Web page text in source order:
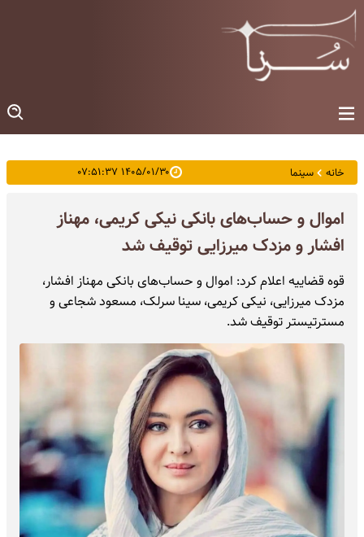
خانه سینما ۱۴۰۵/۰۱/۳۰ ۰۷:۵۱:۳۷
اموال و حساب‌های بانکی نیکی کریمی، مهناز
افشار و مزدک میرزایی توقیف شد
قوه قضاییه اعلام کرد: اموال و حساب‌های بانکی مهناز افشار،
مزدک میرزایی، نیکی کریمی، سینا سرلک، مسعود شجاعی و
مسترتیستر توقیف شد.